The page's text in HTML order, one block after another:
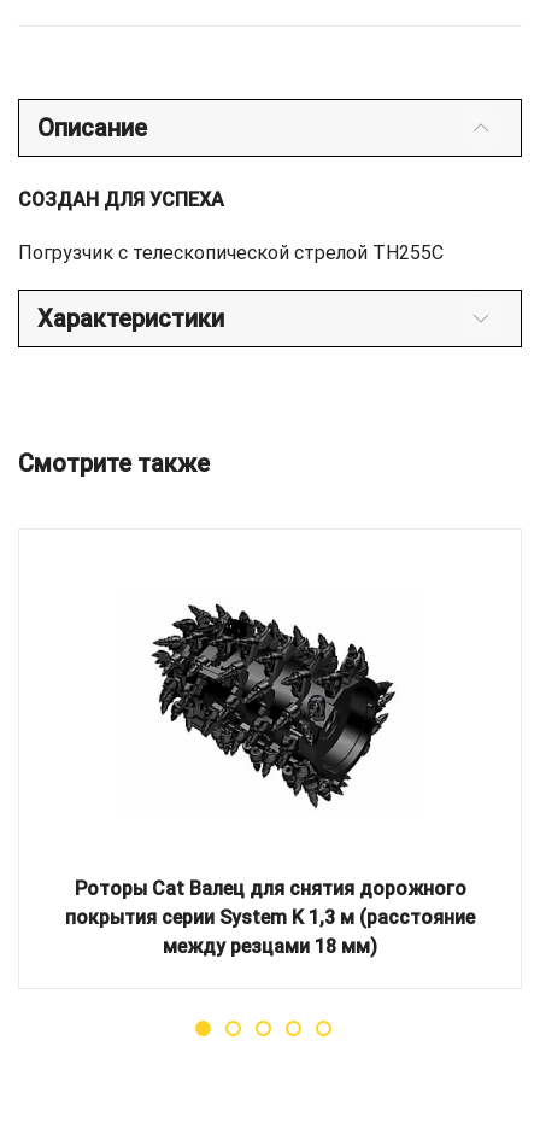
Описание
СОЗДАН ДЛЯ УСПЕХА
Погрузчик с телескопической стрелой TH255C
Характеристики
Смотрите также
Роторы Cat Валец для снятия дорожного
покрытия серии System K 1,3 м (расстояние
между резцами 18 мм)